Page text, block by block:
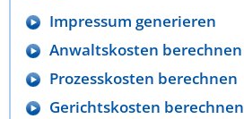
Impressum generieren
Anwaltskosten berechnen
Prozesskosten berechnen
Gerichtskosten berechnen